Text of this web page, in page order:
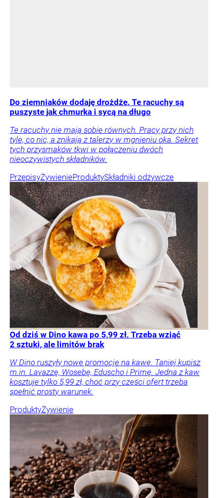
Do ziemniaków dodaję drożdże. Te racuchy są
puszyste jak chmurka i sycą na długo
Te racuchy nie mają sobie równych. Pracy przy nich
tyle, co nic, a znikają z talerzy w mgnieniu oka. Sekret
tych przysmaków tkwi w połączeniu dwóch
nieoczywistych składników.
PrzepisyŻywienieProduktySkładniki odżywcze
Od dziś w Dino kawa po 5,99 zł. Trzeba wziąć
2 sztuki, ale limitów brak
W Dino ruszyły nowe promocje na kawę. Taniej kupisz
m.in. Lavazzę, Wosebę, Eduscho i Primę. Jedna z kaw
kosztuje tylko 5,99 zł, choć przy części ofert trzeba
spełnić prosty warunek.
ProduktyŻywienie